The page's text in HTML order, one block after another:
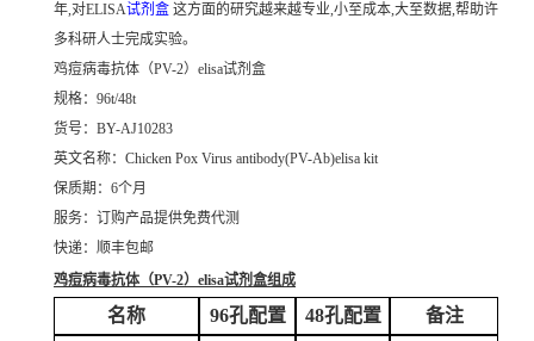
年,对ELISA试剂盒 这方面的研究越来越专业,小至成本,大至数据,帮助许
多科研人士完成实验。
鸡痘病毒抗体（PV-2）elisa试剂盒
规格：96t/48t
货号：BY-AJ10283
英文名称： Chicken Pox Virus antibody(PV-Ab)elisa kit
保质期：6个月
服务：订购产品提供免费代测
快递：顺丰包邮
鸡痘病毒抗体（PV-2）elisa试剂盒组成
名称 96孔配置 48孔配置 备注